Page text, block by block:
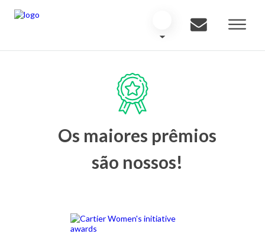
Os maiores prêmios
são nossos!